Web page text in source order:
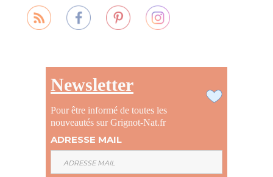
articles
Newsletter
Pour être informé de toutes les
nouveautés sur Grignot-Nat.fr
ADRESSE MAIL